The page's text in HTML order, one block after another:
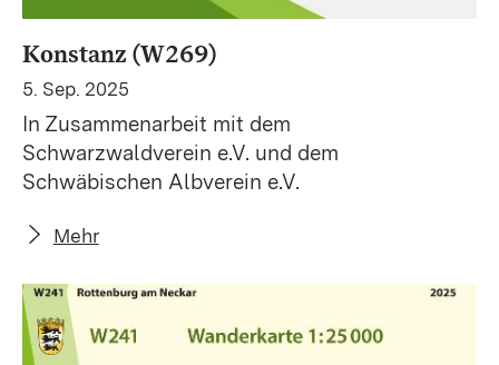
Konstanz (W269)
5. Sep. 2025
In Zusammenarbeit mit dem
Schwarzwaldverein e.V. und dem
Schwäbischen Albverein e.V.
Mehr